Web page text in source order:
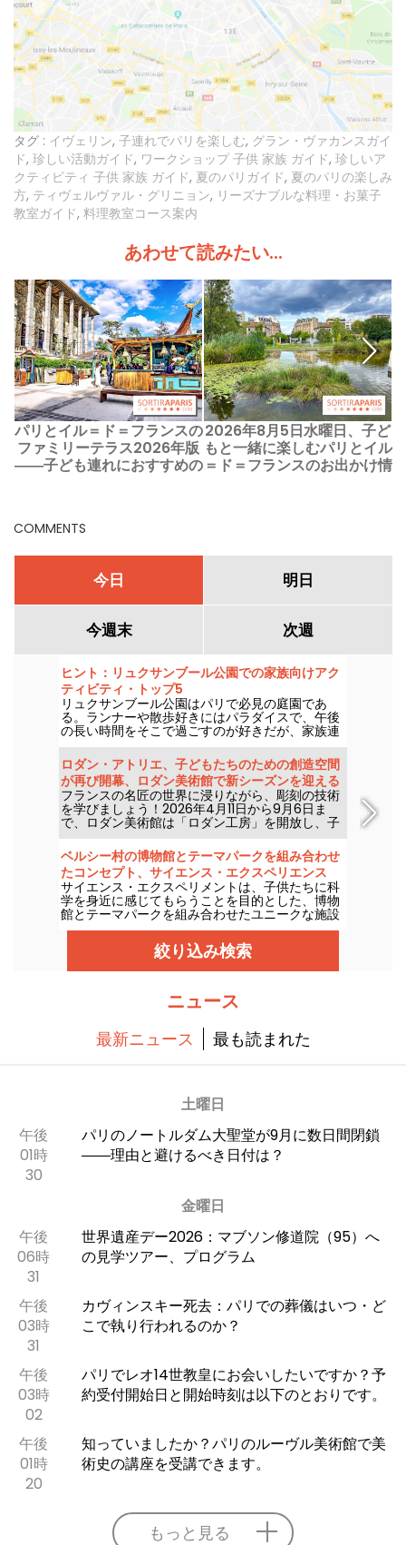
タグ : イヴェリン, 子連れでパリを楽しむ, グラン・ヴァカンスガイ
ド, 珍しい活動ガイド, ワークショップ 子供 家族 ガイド, 珍しいア
クティビティ 子供 家族 ガイド, 夏のパリガイド, 夏のパリの楽しみ
方, ティヴェルヴァル・グリニョン, リーズナブルな料理・お菓子
教室ガイド, 料理教室コース案内
あわせて読みたい...
パリとイル＝ド＝フランスの
ファミリーテラス2026年版
――子ども連れにおすすめの
2026年8月5日水曜日、子ど
もと一緒に楽しむパリとイル
＝ド＝フランスのお出かけ情
COMMENTS
今日 明日
今週末 次週
ヒント：リュクサンブール公園での家族向けアク
ティビティ・トップ5
リュクサンブール公園はパリで必見の庭園であ
る。ランナーや散歩好きにはパラダイスで、午後
の長い時間をそこで過ごすのが好きだが、家族連
れにも人気のスポットである。
ロダン・アトリエ、子どもたちのための創造空間
が再び開幕、ロダン美術館で新シーズンを迎える
フランスの名匠の世界に浸りながら、彫刻の技術
を学びましょう！2026年4月11日から9月6日ま
で、ロダン美術館は「ロダン工房」を開放し、子
どもたちに彫刻の面白さを伝えます。この2026年
シーズンの新しい見どころもお見逃しなく。
ベルシー村の博物館とテーマパークを組み合わせ
たコンセプト、サイエンス・エクスペリエンス
サイエンス・エクスペリメントは、子供たちに科
学を身近に感じてもらうことを目的とした、博物
館とテーマパークを組み合わせたユニークな施設
です。科学実験、バーチャル・リアリティ、ビデ
オ・マッピング......子どもたちが科学の内側から体
験することで、科学に興味を持ってもらうための
最新技術がすべて揃っている。
絞り込み検索
ニュース
最新ニュース 最も読まれた
土曜日
午後
01時
30
パリのノートルダム大聖堂が9月に数日間閉鎖
――理由と避けるべき日付は？
金曜日
午後
06時
31
世界遺産デー2026：マブソン修道院（95）へ
の見学ツアー、プログラム
午後
03時
31
カヴィンスキー死去：パリでの葬儀はいつ・ど
こで執り行われるのか？
午後
03時
02
パリでレオ14世教皇にお会いしたいですか？予
約受付開始日と開始時刻は以下のとおりです。
午後
01時
20
知っていましたか？パリのルーヴル美術館で美
術史の講座を受講できます。
もっと見る